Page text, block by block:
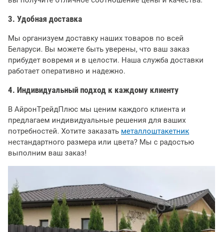
3. Удобная доставка
Мы организуем доставку наших товаров по всей
Беларуси. Вы можете быть уверены, что ваш заказ
прибудет вовремя и в целости. Наша служба доставки
работает оперативно и надежно.
4. Индивидуальный подход к каждому клиенту
В АйронТрейдПлюс мы ценим каждого клиента и
предлагаем индивидуальные решения для ваших
потребностей. Хотите заказать металлоштакетник
нестандартного размера или цвета? Мы с радостью
выполним ваш заказ!